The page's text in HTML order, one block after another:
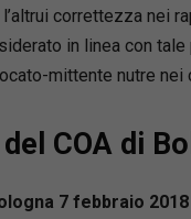
correttezza nei
in linea con
mittente nutre
COA di
7 febbraio 2018